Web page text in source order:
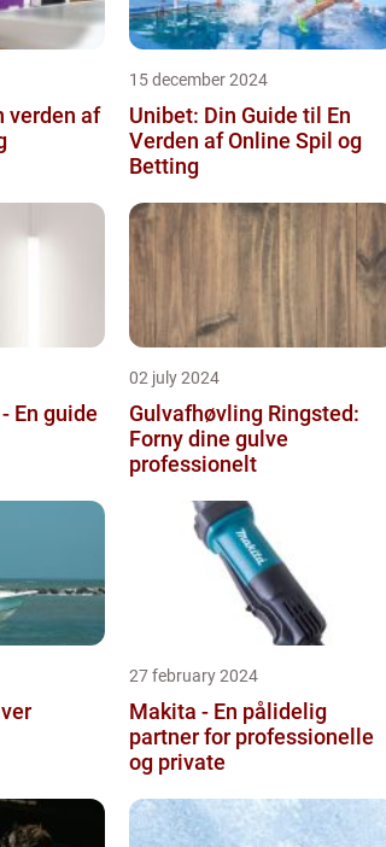
verden af
15 december 2024
Unibet: Din Guide til En
Verden af Online Spil og
Betting
En guide
02 july 2024
Gulvafhøvling Ringsted:
Forny dine gulve
professionelt
27 february 2024
Makita - En pålidelig
partner for professionelle
og private